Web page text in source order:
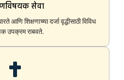
सेवा
आणि शिक्षणाच्या दर्जा वृद्धीसाठी विविध
उपक्रम राबवते.